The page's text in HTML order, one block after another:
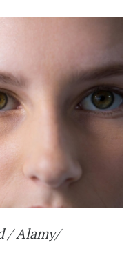
/ Alamy/